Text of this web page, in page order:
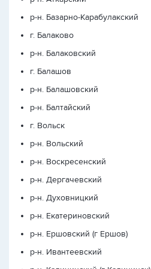
р-н. Базарно-Карабулакский
г. Балаково
р-н. Балаковский
г. Балашов
р-н. Балашовский
р-н. Балтайский
г. Вольск
р-н. Вольский
р-н. Воскресенский
р-н. Дергачевский
р-н. Духовницкий
р-н. Екатериновский
р-н. Ершовский (г Ершов)
р-н. Ивантеевский